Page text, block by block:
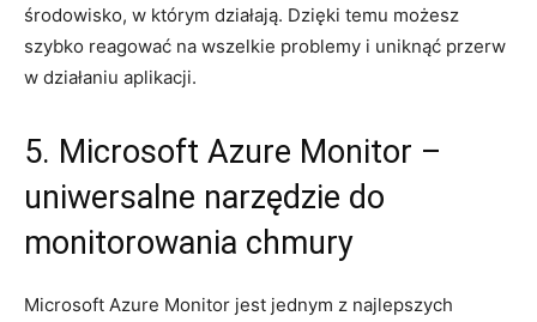
⁢środowisko, w którym ‍działają. Dzięki temu możesz
⁢szybko reagować na wszelkie problemy i uniknąć przerw
w działaniu aplikacji.
5. Microsoft⁢ Azure Monitor ‌–
uniwersalne narzędzie do
‌monitorowania chmury
Microsoft Azure Monitor jest⁣ jednym z najlepszych